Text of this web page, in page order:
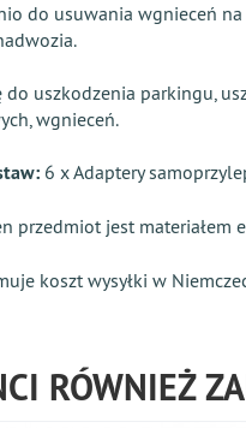
do usuwania wgnieceń na
do uszkodzenia parkingu,
wgnieceń.
6 x Adaptery
przedmiot jest materiałem
koszt wysyłki w
RÓWNIEŻ